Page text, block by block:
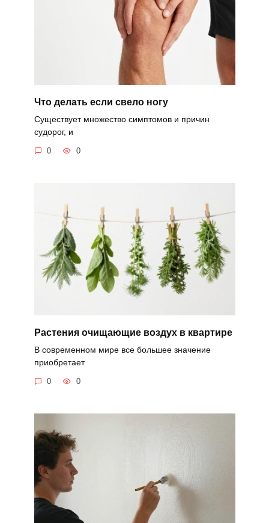
Что делать если свело ногу
Существует множество симптомов и причин
судорог, и
0 0
Растения очищающие воздух в квартире
В современном мире все большее значение
приобретает
0 0